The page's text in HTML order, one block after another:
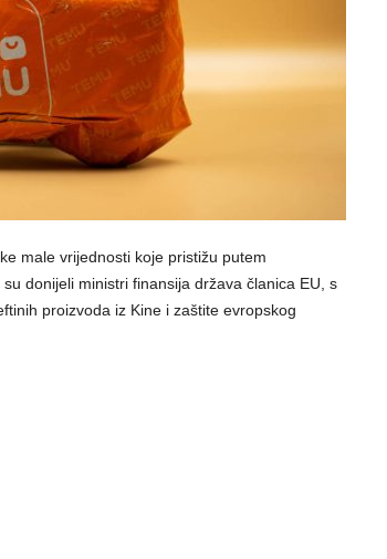
male vrijednosti koje pristižu putem
donijeli ministri finansija država članica EU, s
proizvoda iz Kine i zaštite evropskog